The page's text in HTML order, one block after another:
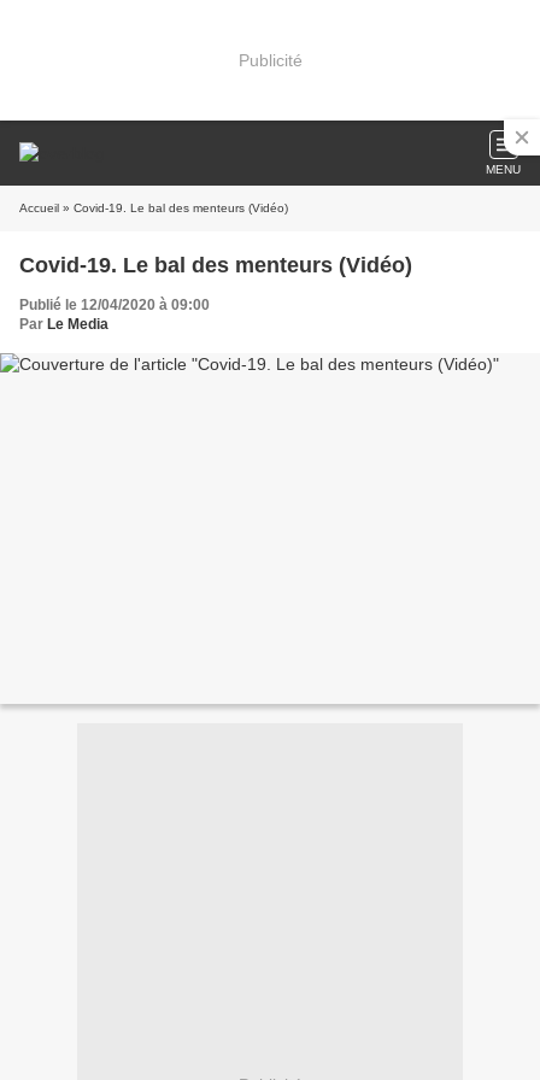
Publicité
MENU
Accueil » Covid-19. Le bal des menteurs (Vidéo)
Covid-19. Le bal des menteurs (Vidéo)
Publié le 12/04/2020 à 09:00
Par Le Media